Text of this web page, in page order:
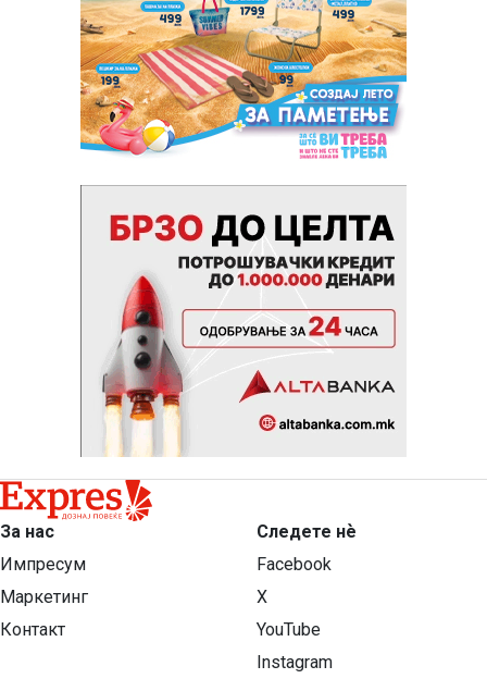
За нас
Импресум
Маркетинг
Контакт
Следете нѐ
Facebook
X
YouTube
Instagram